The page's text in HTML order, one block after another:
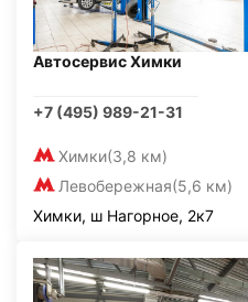
Автосервис Химки
+7 (495) 989-21-31
Химки(3,8 км)
Левобережная(5,6 км)
Химки, ш Нагорное, 2к7